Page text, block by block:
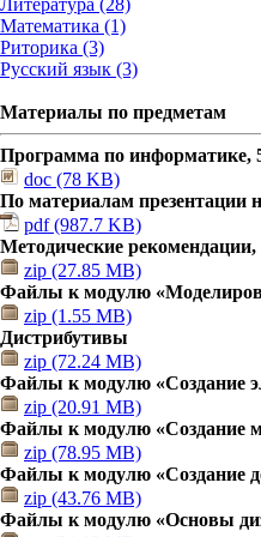
Литература (28)
Математика (1)
Риторика (3)
Русский язык (3)
Материалы по предметам
Программа по информатике,
doc (78 KB)
По материалам презентации
pdf (987.7 KB)
Методические
zip (27.85 MB)
Файлы к модулю
zip (1.55 MB)
Дистрибутивы
zip (72.24 MB)
Файлы к модулю «Создание
zip (20.91 MB)
Файлы к модулю «Создание
zip (78.95 MB)
Файлы к модулю «Создание
zip (43.76 MB)
Файлы к модулю «Основы